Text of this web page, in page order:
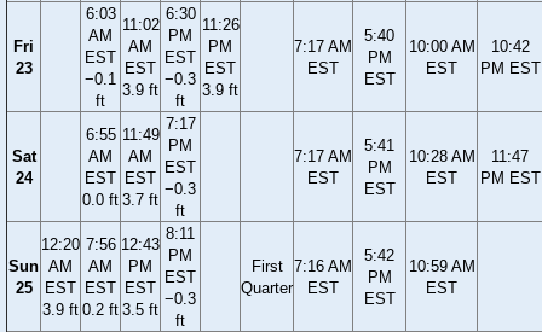
Fri
23
6:03
AM
EST
−0.1
ft
11:02
AM
EST
3.9 ft
6:30
PM
EST
−0.3
ft
11:26
PM
EST
3.9 ft
7:17 AM
EST
5:40
PM
EST
10:00 AM
EST
10:42
PM EST
Sat
24
6:55
AM
EST
0.0 ft
11:49
AM
EST
3.7 ft
7:17
PM
EST
−0.3
ft
7:17 AM
EST
5:41
PM
EST
10:28 AM
EST
11:47
PM EST
Sun
25
12:20
AM
EST
3.9 ft
7:56
AM
EST
0.2 ft
12:43
PM
EST
3.5 ft
8:11
PM
EST
−0.3
ft
First
Quarter
7:16 AM
EST
5:42
PM
EST
10:59 AM
EST